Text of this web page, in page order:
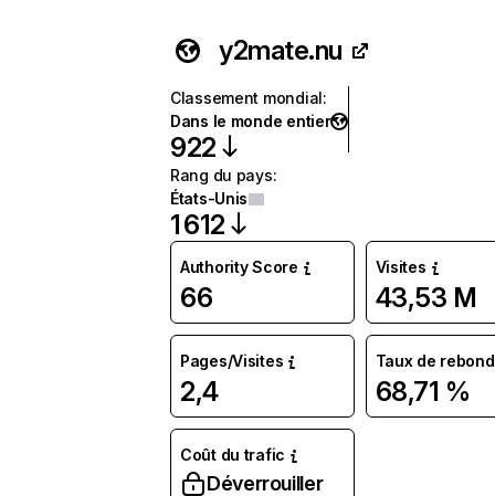
y2mate.nu
Classement mondial:
Dans le monde entier
922
Rang du pays:
États-Unis
1 612
Authority Score
66
Visites
43,53 M
Pages/Visites
2,4
Taux de rebond
68,71 %
Coût du trafic
Déverrouiller